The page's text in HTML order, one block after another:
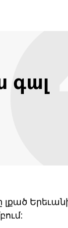
գալ
լքած